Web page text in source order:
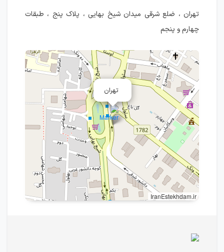
تهران ، ضلع شرقی میدان شیخ بهایی ، پلاک پنج ، طبقات
چهارم و پنجم
تهران
IranEstekhdam.ir